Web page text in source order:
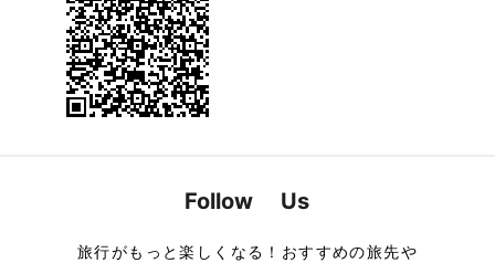
Follow Us
旅行がもっと楽しくなる！おすすめの旅先や